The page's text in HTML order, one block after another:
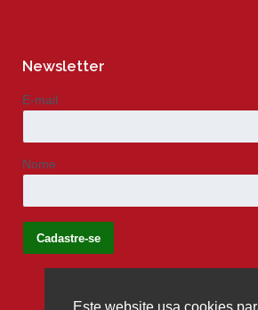
Newsletter
E-mail
Nome